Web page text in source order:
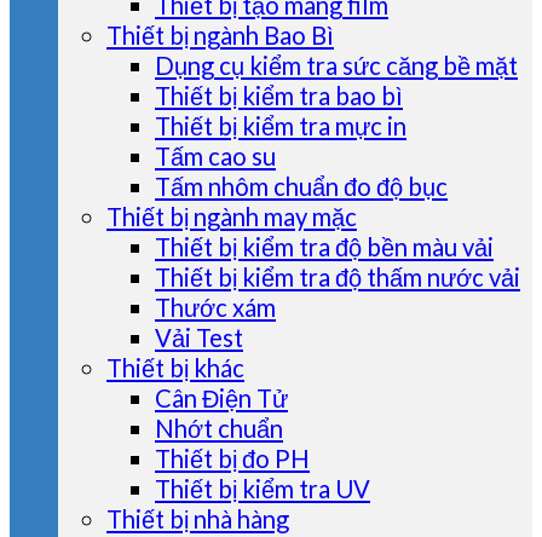
Thiết bị ngành Bao Bì
Dụng cụ kiểm tra sức căng bề mặt
Thiết bị kiểm tra bao bì
Thiết bị kiểm tra mực in
Tấm cao su
Tấm nhôm chuẩn đo độ bục
Thiết bị ngành may mặc
Thiết bị kiểm tra độ bền màu vải
Thiết bị kiểm tra độ thấm nước vải
Thước xám
Vải Test
Thiết bị khác
Cân Điện Tử
Nhớt chuẩn
Thiết bị đo PH
Thiết bị kiểm tra UV
Thiết bị nhà hàng